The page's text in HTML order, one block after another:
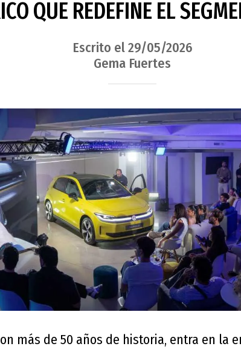
QUE REDEFINE EL
Escrito el 29/05/2026
Gema Fuertes
más de 50 años de historia, entra en la